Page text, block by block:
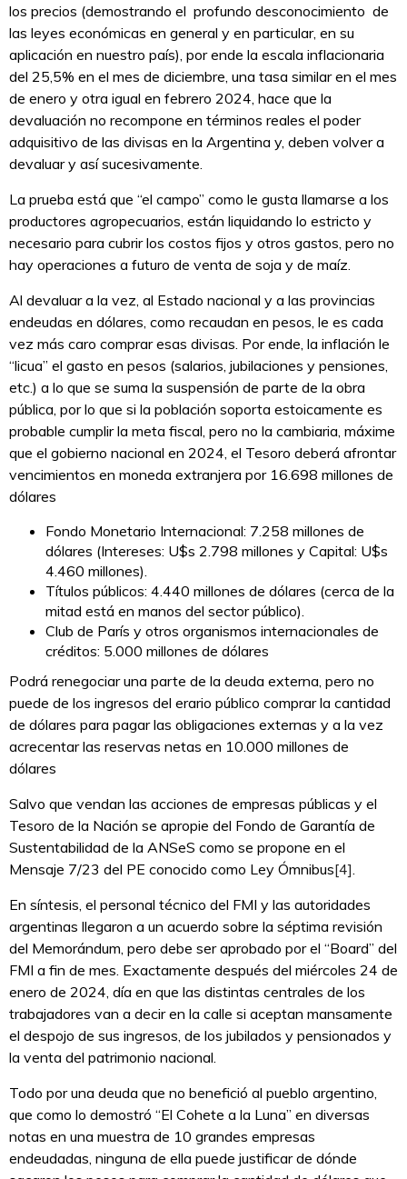
los precios (demostrando el profundo desconocimiento de
las leyes económicas en general y en particular, en su
aplicación en nuestro país), por ende la escala inflacionaria
del 25,5% en el mes de diciembre, una tasa similar en el mes
de enero y otra igual en febrero 2024, hace que la
devaluación no recompone en términos reales el poder
adquisitivo de las divisas en la Argentina y, deben volver a
devaluar y así sucesivamente.
La prueba está que “el campo” como le gusta llamarse a los
productores agropecuarios, están liquidando lo estricto y
necesario para cubrir los costos fijos y otros gastos, pero no
hay operaciones a futuro de venta de soja y de maíz.
Al devaluar a la vez, al Estado nacional y a las provincias
endeudas en dólares, como recaudan en pesos, le es cada
vez más caro comprar esas divisas. Por ende, la inflación le
“licua” el gasto en pesos (salarios, jubilaciones y pensiones,
etc.) a lo que se suma la suspensión de parte de la obra
pública, por lo que si la población soporta estoicamente es
probable cumplir la meta fiscal, pero no la cambiaria, máxime
que el gobierno nacional en 2024, el Tesoro deberá afrontar
vencimientos en moneda extranjera por 16.698 millones de
dólares
Fondo Monetario Internacional: 7.258 millones de
dólares (Intereses: U$s 2.798 millones y Capital: U$s
4.460 millones).
Títulos públicos: 4.440 millones de dólares (cerca de la
mitad está en manos del sector público).
Club de París y otros organismos internacionales de
créditos: 5.000 millones de dólares
Podrá renegociar una parte de la deuda externa, pero no
puede de los ingresos del erario público comprar la cantidad
de dólares para pagar las obligaciones externas y a la vez
acrecentar las reservas netas en 10.000 millones de
dólares
Salvo que vendan las acciones de empresas públicas y el
Tesoro de la Nación se apropie del Fondo de Garantía de
Sustentabilidad de la ANSeS como se propone en el
Mensaje 7/23 del PE conocido como Ley Ómnibus[4]
En síntesis, el personal técnico del FMI y las autoridades
argentinas llegaron a un acuerdo sobre la séptima revisión
del Memorándum, pero debe ser aprobado por el “Board” del
FMI a fin de mes. Exactamente después del miércoles 24 de
enero de 2024, día en que las distintas centrales de los
trabajadores van a decir en la calle si aceptan mansamente
el despojo de sus ingresos, de los jubilados y pensionados y
la venta del patrimonio nacional.
Todo por una deuda que no benefició al pueblo argentino,
que como lo demostró “El Cohete a la Luna” en diversas
notas en una muestra de 10 grandes empresas
endeudadas, ninguna de ella puede justificar de dónde